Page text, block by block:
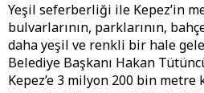
Yeşil seferberliği ile Kepez’in
bulvarlarının, parklarının,
daha yeşil ve renkli bir hale
Belediye Başkanı Hakan
Kepez’e 3 milyon 200 bin